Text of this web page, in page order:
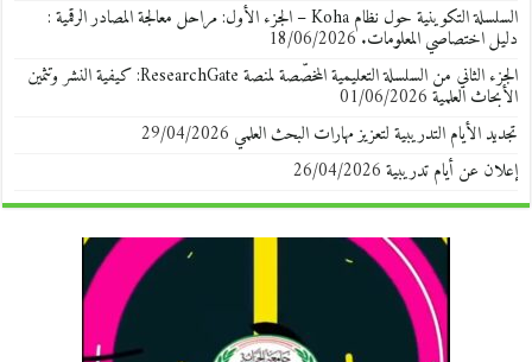
السلسلة التكوينية حول نظام Koha – الجزء الأول: مراحل معالجة المصادر الرقمية :
دليل اختصاصي المعلومات.18/06/2026
الجزء الثاني من السلسلة التعليمية المخصّصة لمنصة ResearchGate: كيفية النشر وتثمين
الأبحاث العلمية01/06/2026
تجديد الأيام التدريبية لتعزيز مهارات البحث العلمي 29/04/2026
إعلان عن أيام تدريبية26/04/2026